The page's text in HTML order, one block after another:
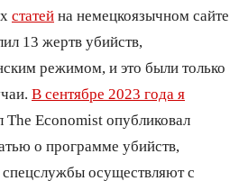
статей на немецкоязычном сайте
13 жертв убийств,
режимом, и это были только
В сентябре 2023 года я
The Economist опубликовал
о программе убийств,
осуществляют с